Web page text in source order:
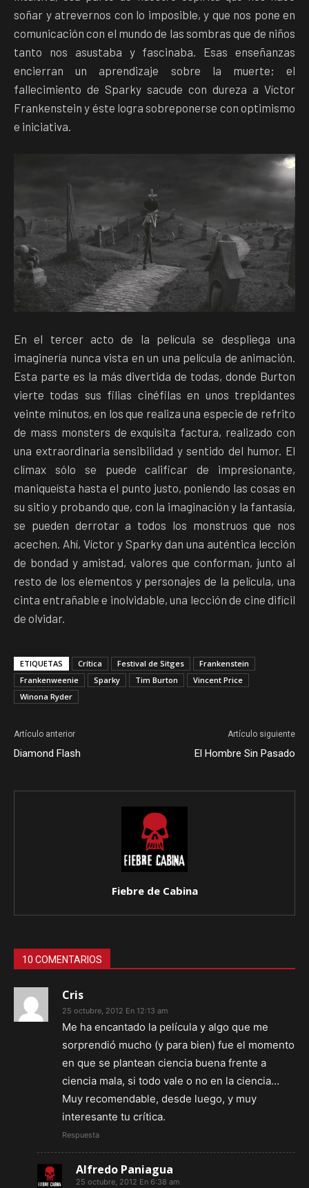
soñar y atrevernos con lo imposible, y que nos pone en
comunicación con el mundo de las sombras que de niños
tanto nos asustaba y fascinaba. Esas enseñanzas
encierran un aprendizaje sobre la muerte; el
fallecimiento de Sparky sacude con dureza a Víctor
Frankenstein y éste logra sobreponerse con optimismo
e iniciativa.
En el tercer acto de la película se despliega una
imaginería nunca vista en un una película de animación.
Esta parte es la más divertida de todas, donde Burton
vierte todas sus filias cinéfilas en unos trepidantes
veinte minutos, en los que realiza una especie de refrito
de mass monsters de exquisita factura, realizado con
una extraordinaria sensibilidad y sentido del humor. El
clímax sólo se puede calificar de impresionante,
maniqueísta hasta el punto justo, poniendo las cosas en
su sitio y probando que, con la imaginación y la fantasía,
se pueden derrotar a todos los monstruos que nos
acechen. Ahí, Víctor y Sparky dan una auténtica lección
de bondad y amistad, valores que conforman, junto al
resto de los elementos y personajes de la película, una
cinta entrañable e inolvidable, una lección de cine difícil
de olvidar.
ETIQUETAS Crítica Festival de Sitges
Frankenstein
Frankenweenie
Sparky Tim Burton
Vincent Price
Winona Ryder
Artículo anterior
Diamond Flash
Artículo siguiente
El Hombre Sin Pasado
Fiebre de Cabina
10 COMENTARIOS
Cris
25 octubre, 2012 En 12:13 am
Me ha encantado la película y algo que me
sorprendió mucho (y para bien) fue el momento
en que se plantean ciencia buena frente a
ciencia mala, si todo vale o no en la ciencia…
Muy recomendable, desde luego, y muy
interesante tu crítica.
Respuesta
Alfredo Paniagua
25 octubre, 2012 En 6:38 am